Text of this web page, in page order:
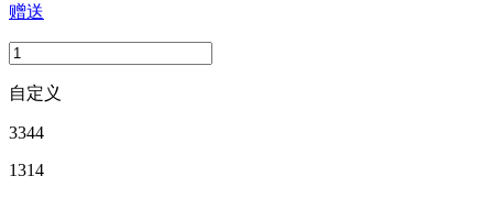
赠送
自定义
3344
1314